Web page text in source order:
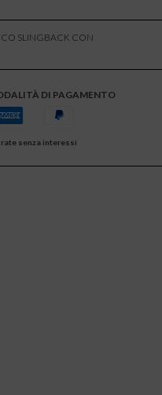
SLINGBACK CON
DI PAGAMENTO
senza interessi